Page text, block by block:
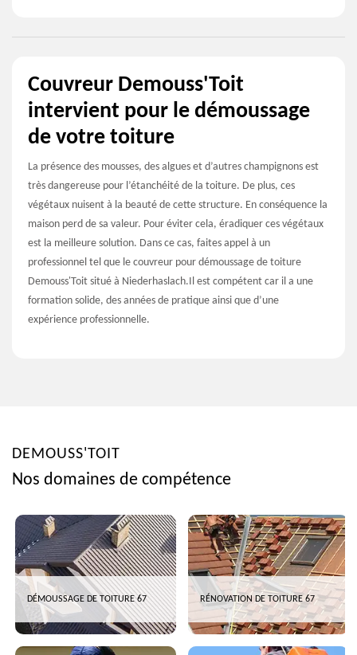
Couvreur Demouss'Toit
intervient pour le démoussage
de votre toiture
La présence des mousses, des algues et d’autres champignons est
très dangereuse pour l’étanchéité de la toiture. De plus, ces
végétaux nuisent à la beauté de cette structure. En conséquence la
maison perd de sa valeur. Pour éviter cela, éradiquer ces végétaux
est la meilleure solution. Dans ce cas, faites appel à un
professionnel tel que le couvreur pour démoussage de toiture
Demouss'Toit situé à Niederhaslach.Il est compétent car il a une
formation solide, des années de pratique ainsi que d’une
expérience professionnelle.
DEMOUSS'TOIT
Nos domaines de compétence
DÉMOUSSAGE DE TOITURE 67 RÉNOVATION DE TOITURE 67